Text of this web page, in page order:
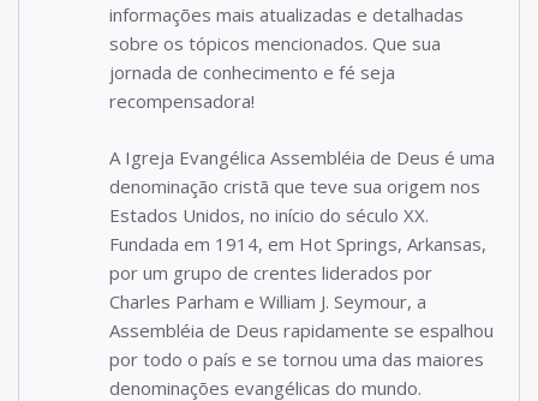
informações mais atualizadas e detalhadas
sobre os tópicos mencionados. Que sua
jornada de conhecimento e fé seja
recompensadora!
A Igreja Evangélica Assembléia de Deus é uma
denominação cristã que teve sua origem nos
Estados Unidos, no início do século XX.
Fundada em 1914, em Hot Springs, Arkansas,
por um grupo de crentes liderados por
Charles Parham e William J. Seymour, a
Assembléia de Deus rapidamente se espalhou
por todo o país e se tornou uma das maiores
denominações evangélicas do mundo.